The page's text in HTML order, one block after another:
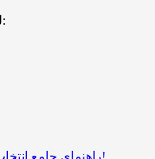
لطفا پاسخ را به عدد انگلیسی وارد کنید: